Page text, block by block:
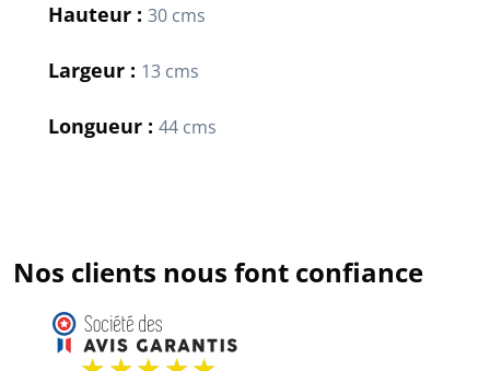
Hauteur : 30 cms
Largeur : 13 cms
Longueur : 44 cms
Nos clients nous font confiance